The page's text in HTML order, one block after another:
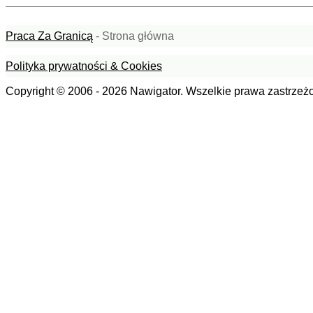
Praca Za Granicą - Strona główna
Polityka prywatności & Cookies
Copyright © 2006 - 2026 Nawigator. Wszelkie prawa